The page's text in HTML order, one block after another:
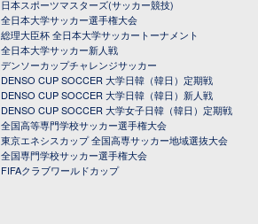
日本スポーツマスターズ(サッカー競技)
全日本大学サッカー選手権大会
総理大臣杯 全日本大学サッカートーナメント
全日本大学サッカー新人戦
デンソーカップチャレンジサッカー
DENSO CUP SOCCER 大学日韓（韓日）定期戦
DENSO CUP SOCCER 大学日韓（韓日）新人戦
DENSO CUP SOCCER 大学女子日韓（韓日）定期戦
全国高等専門学校サッカー選手権大会
東京エネシスカップ 全国高専サッカー地域選抜大会
全国専門学校サッカー選手権大会
FIFAクラブワールドカップ